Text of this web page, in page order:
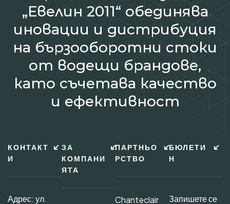
„Евелин 2011“ обединява
иновации и дистрибуция
на бързооборотни стоки
от водещи брандове,
като съчетава качество
и ефективност
КОНТАКТ
И
Адрес: ул.
ЗА
КОМПАНИ
ЯТА
ПАРТНЬО
РСТВО
Chanteclair
БЮЛЕТИ
Н
Запишете се